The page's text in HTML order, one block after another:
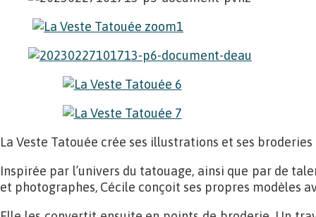
La Veste Tatouée crée ses illustrations et ses broderies
Inspirée par l’univers du tatouage, ainsi que par de
et photographes, Cécile conçoit ses propres modèles